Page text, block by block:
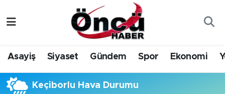
Asayiş Siyaset Gündem Spor Ekonomi
Keçiborlu Hava Durumu
Gündem
Sağlık & Çevre
Düzce Nöbetçi Eczaneler
Düzce Hava Durumu
Düzce Namaz Vakitleri